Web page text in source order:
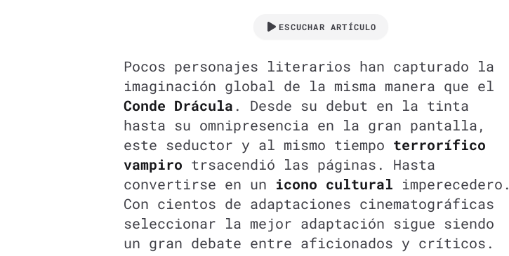
ESCUCHAR ARTÍCULO
Pocos personajes literarios han capturado la
imaginación global de la misma manera que el
Conde Drácula . Desde su debut en la tinta
hasta su omnipresencia en la gran pantalla,
este seductor y al mismo tiempo terrorífico
vampiro trsacendió las páginas. Hasta
convertirse en un icono cultural imperecedero.
Con cientos de adaptaciones cinematográficas
seleccionar la mejor adaptación sigue siendo
un gran debate entre aficionados y críticos.